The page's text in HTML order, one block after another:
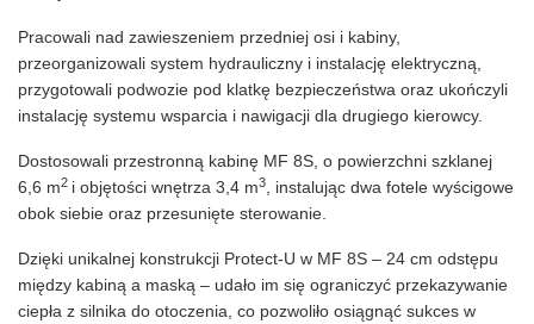
Pracowali nad zawieszeniem przedniej osi i kabiny,
przeorganizowali system hydrauliczny i instalację elektryczną,
przygotowali podwozie pod klatkę bezpieczeństwa oraz ukończyli
instalację systemu wsparcia i nawigacji dla drugiego kierowcy.
Dostosowali przestronną kabinę MF 8S, o powierzchni szklanej
6,6 m2 i objętości wnętrza 3,4 m3
, instalując dwa fotele wyścigowe
obok siebie oraz przesunięte sterowanie.
Dzięki unikalnej konstrukcji Protect-U w MF 8S – 24 cm odstępu
między kabiną a maską – udało im się ograniczyć przekazywanie
ciepła z silnika do otoczenia, co pozwoliło osiągnąć sukces w